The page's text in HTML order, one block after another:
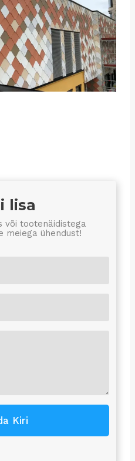
lisa
või tootenäidistega
meiega ühendust!
Kiri